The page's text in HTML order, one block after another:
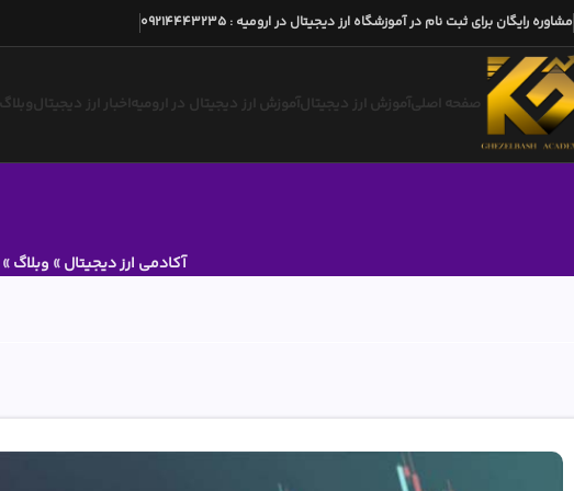
مشاوره رایگان برای ثبت نام در آموزشگاه ارز دیجیتال در ارومیه :
09214443235
صفحه اصلیآموزش ارز دیجیتالآموزش ارز دیجیتال در ارومیه اخبار ارز دیجیتالوبلاگ
آکادمی ارز دیجیتال» وبلاگ»